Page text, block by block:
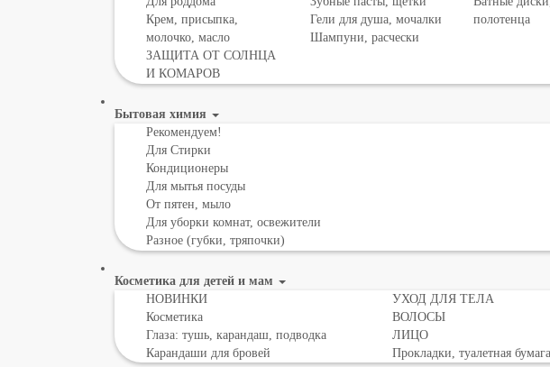
Крем, присыпка,
молочко, масло
ЗАЩИТА ОТ СОЛНЦА
И КОМАРОВ
Гели для душа, мочалки
Шампуни, расчески
полотенца
Бытовая химия
Рекомендуем!
Для Стирки
Кондиционеры
Для мытья посуды
От пятен, мыло
Для уборки комнат, освежители
Разное (губки, тряпочки)
Косметика для детей и мам
НОВИНКИ
Косметика
Глаза: тушь, карандаш, подводка
Карандаши для бровей
УХОД ДЛЯ ТЕЛА
ВОЛОСЫ
ЛИЦО
Прокладки, туалетная бумага